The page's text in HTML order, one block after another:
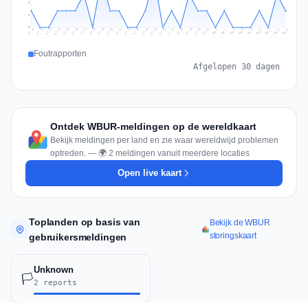
1
2
Jul 11 Jul 12 Jul 13 Jul 14 Jul 15 Jul 16 Jul 17 Jul 18 Jul 19 Jul 20 Jul 21 Jul 22 Jul 23 Jul 24 Jul 25 Jul 26 Jul 27 Jul 28 Jul 29 Jul 30 Jul 31 Aug 1 Aug 2 Aug 3 Aug 4 Aug 5 Aug 6 Aug 7 Aug 8 Aug 9
Foutrapporten
Afgelopen 30 dagen
Ontdek WBUR-meldingen op de wereldkaart
Bekijk meldingen per land en zie waar wereldwijd problemen
optreden. — 🌍 2 meldingen vanuit meerdere locaties
Open live kaart
Toplanden op basis van
gebruikersmeldingen
Bekijk de WBUR
storingskaart
🏳️
Unknown
2 reports